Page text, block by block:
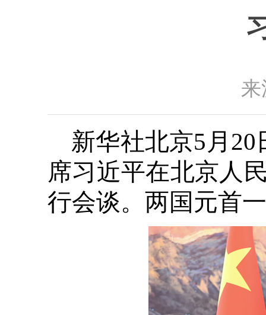
新华社北京5月
席习近平在北京人
行会谈。两国元首